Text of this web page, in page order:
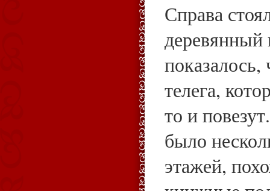
Справа
деревянный
показалось,
телега,
то и
было
этажей,